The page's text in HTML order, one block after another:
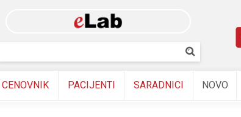
main
content
Pretraživanje
CENOVNIK PACIJENTI SARADNICI NOVO